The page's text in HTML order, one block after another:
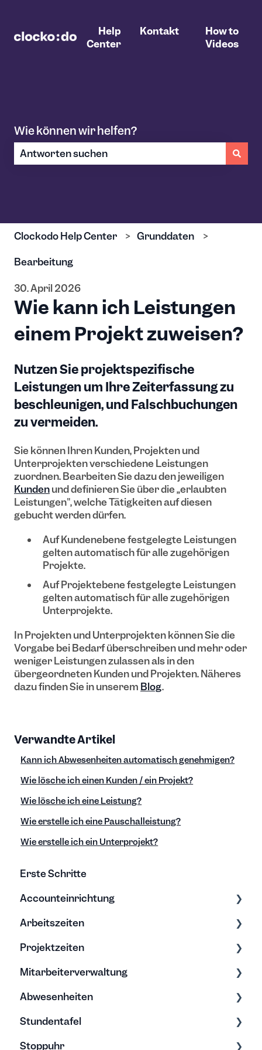
Help
Center
Kontakt
How to
Videos
Wie können wir helfen?
Clockodo Help Center Grunddaten
Bearbeitung
30. April 2026
Wie kann ich Leistungen
einem Projekt zuweisen?
Nutzen Sie projektspezifische
Leistungen um Ihre Zeiterfassung zu
beschleunigen, und Falschbuchungen
zu vermeiden.
Sie können Ihren Kunden, Projekten und
Unterprojekten verschiedene Leistungen
zuordnen. Bearbeiten Sie dazu den jeweiligen
Kundenund definieren Sie über die „erlaubten
Leistungen", welche Tätigkeiten auf diesen
gebucht werden dürfen.
Auf Kundenebene festgelegte Leistungen
gelten automatisch für alle zugehörigen
Projekte.
Auf Projektebene festgelegte Leistungen
gelten automatisch für alle zugehörigen
Unterprojekte.
In Projekten und Unterprojekten können Sie die
Vorgabe bei Bedarf überschreiben und mehr oder
weniger Leistungen zulassen als in den
übergeordneten Kunden und Projekten. Näheres
dazu finden Sie in unserem Blog.
Verwandte Artikel
Kann ich Abwesenheiten automatisch genehmigen?
Wie lösche ich einen Kunden / ein Projekt?
Wie lösche ich eine Leistung?
Wie erstelle ich eine Pauschalleistung?
Wie erstelle ich ein Unterprojekt?
Erste Schritte
Accounteinrichtung
Einstellungen
Export/Import & Backups
Hilfe & Tipps
Arbeitszeiten
Zeiten erfassen
Zeiten bearbeiten
Projektzeiten
Erfassung & Bearbeitung
Projektberichte
Budgets
Mitarbeiterverwaltung
Bearbeitung & Archivierung
Soll-Arbeitszeit
Rechte
Abwesenheiten
Allgemein
Urlaub
Stundentafel
Erfassung & Bearbeitung
Stoppuhr